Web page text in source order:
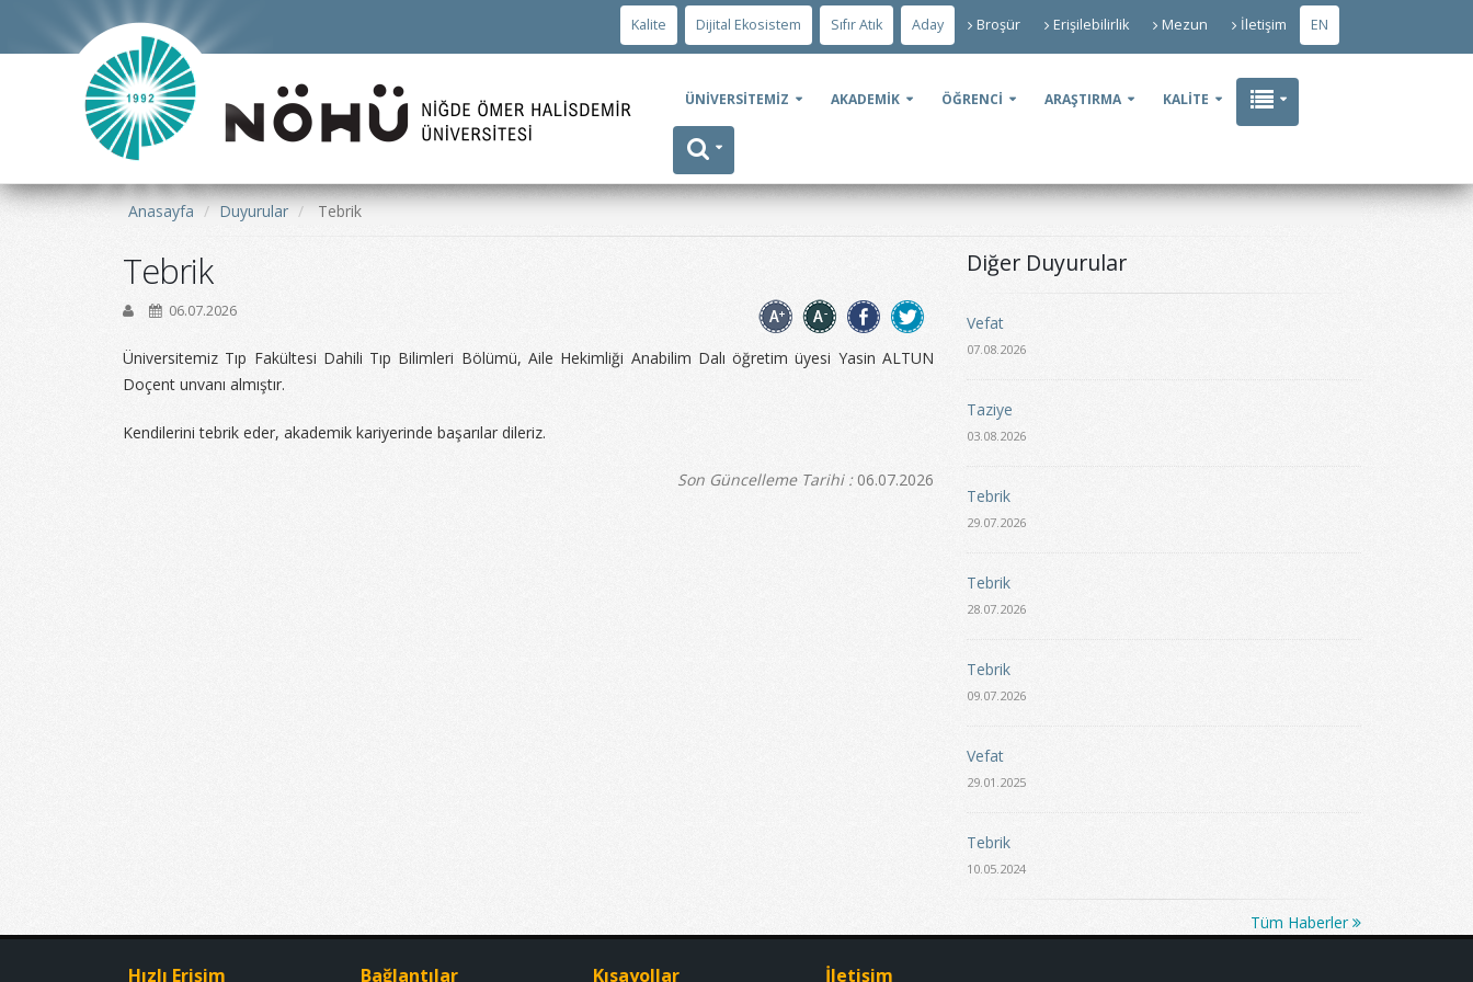
Kalite Dijital Ekosistem Sıfır Atık Aday Broşür Erişilebilirlik Mezun İletişim EN
ÜNİVERSİTEMİZ AKADEMİK ÖĞRENCİ ARAŞTIRMA KALİTE
Anasayfa Duyurular Tebrik
Tebrik
06.07.2026
Üniversitemiz Tıp Fakültesi Dahili Tıp Bilimleri Bölümü, Aile Hekimliği Anabilim Dalı öğretim üyesi Yasin ALTUN
Doçent unvanı almıştır.
Kendilerini tebrik eder, akademik kariyerinde başarılar dileriz.
Son Güncelleme Tarihi :06.07.2026
Diğer Duyurular
Vefat
07.08.2026
Taziye
03.08.2026
Tebrik
29.07.2026
Tebrik
28.07.2026
Tebrik
09.07.2026
Vefat
29.01.2025
Tebrik
10.05.2024
Tüm Haberler
Hızlı Erişim Bağlantılar Kısayollar İletişim